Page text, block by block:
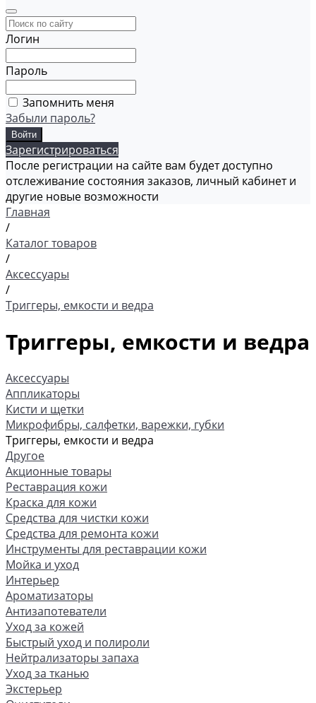
Логин
Пароль
Запомнить меня
Забыли пароль?
Зарегистрироваться
После регистрации на сайте вам будет доступно
отслеживание состояния заказов, личный кабинет и
другие новые возможности
Главная
/
Каталог товаров
/
Аксессуары
/
Триггеры, емкости и ведра
Триггеры, емкости и ведра
Аксессуары
Аппликаторы
Кисти и щетки
Микрофибры, салфетки, варежки, губки
Триггеры, емкости и ведра
Другое
Акционные товары
Реставрация кожи
Краска для кожи
Средства для чистки кожи
Средства для ремонта кожи
Инструменты для реставрации кожи
Мойка и уход
Интерьер
Ароматизаторы
Антизапотеватели
Уход за кожей
Быстрый уход и полироли
Нейтрализаторы запаха
Уход за тканью
Экстерьер